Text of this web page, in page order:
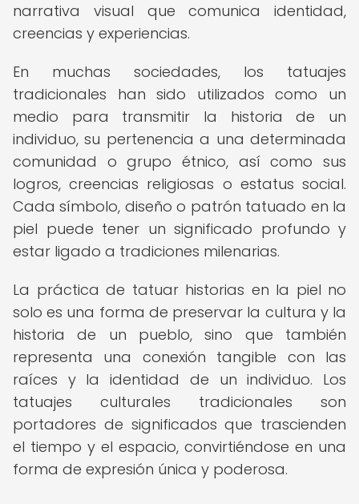
narrativa visual que comunica identidad,
creencias y experiencias.
En muchas sociedades, los tatuajes
tradicionales han sido utilizados como un
medio para transmitir la historia de un
individuo, su pertenencia a una determinada
comunidad o grupo étnico, así como sus
logros, creencias religiosas o estatus social.
Cada símbolo, diseño o patrón tatuado en la
piel puede tener un significado profundo y
estar ligado a tradiciones milenarias.
La práctica de tatuar historias en la piel no
solo es una forma de preservar la cultura y la
historia de un pueblo, sino que también
representa una conexión tangible con las
raíces y la identidad de un individuo. Los
tatuajes culturales tradicionales son
portadores de significados que trascienden
el tiempo y el espacio, convirtiéndose en una
forma de expresión única y poderosa.